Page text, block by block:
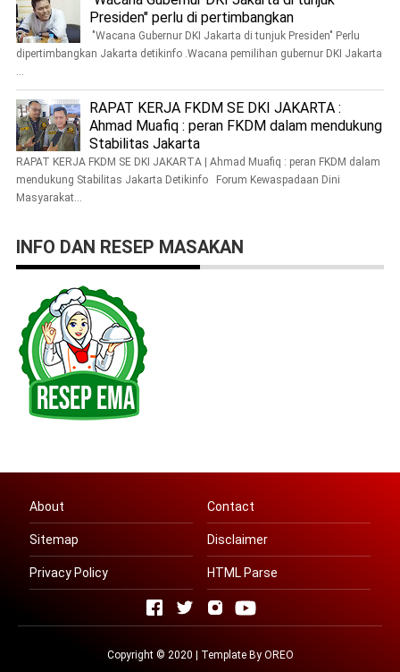
Presiden" perlu di pertimbangkan
"Wacana Gubernur DKI Jakarta di tunjuk Presiden" Perlu
dipertimbangkan Jakarta detikinfo .Wacana pemilihan gubernur DKI Jakarta
...
RAPAT KERJA FKDM SE DKI JAKARTA :
Ahmad Muafiq : peran FKDM dalam mendukung
Stabilitas Jakarta
RAPAT KERJA FKDM SE DKI JAKARTA | Ahmad Muafiq : peran FKDM dalam
mendukung Stabilitas Jakarta Detikinfo Forum Kewaspadaan Dini
Masyarakat...
INFO DAN RESEP MASAKAN
About Contact
Sitemap Disclaimer
Privacy Policy HTML Parse
Copyright © 2020 | Template By OREO